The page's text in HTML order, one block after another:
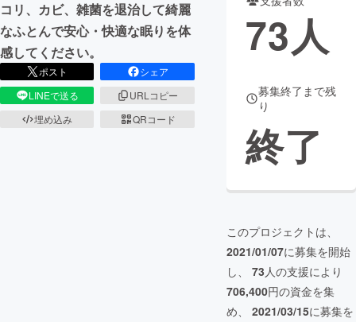
コリ、カビ、雑菌を退治して綺麗
なふとんで安心・快適な眠りを体
感してください。
ポスト
シェア
LINEで送る
URLコピー
埋め込み
QRコード
73人
募集終了まで残
り
終了
このプロジェクトは、
2021/01/07に募集を開始
し、 73人の支援により
706,400円の資金を集
め、 2021/03/15に募集を